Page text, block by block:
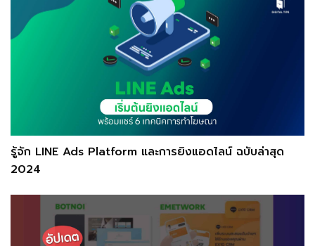
รู้จัก LINE Ads Platform และการยิงแอดไลน์ ฉบับล่าสุด
2024